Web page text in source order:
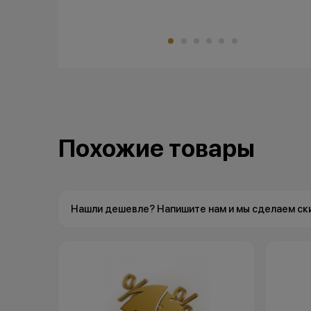
Похожие товары
Нашли дешевле? Напишите нам и мы сделаем